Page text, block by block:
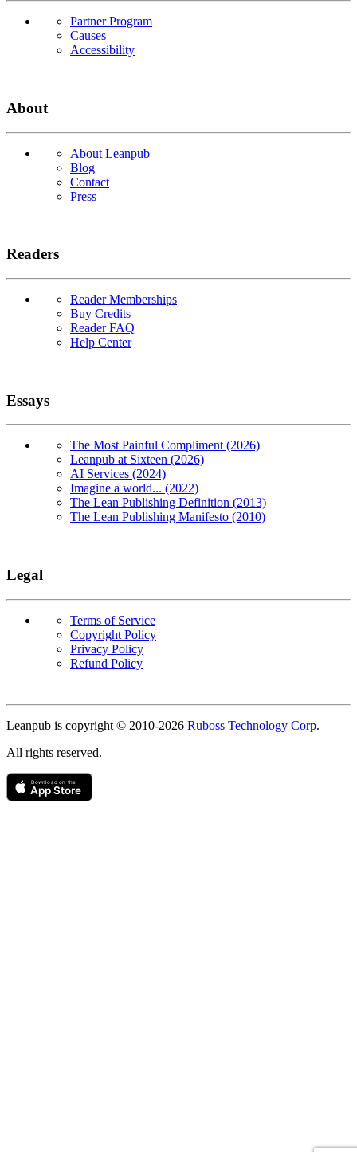
Partner Program
Causes
Accessibility
About
About Leanpub
Blog
Contact
Press
Readers
Reader Memberships
Buy Credits
Reader FAQ
Help Center
Essays
The Most Painful Compliment (2026)
Leanpub at Sixteen (2026)
AI Services (2024)
Imagine a world... (2022)
The Lean Publishing Definition (2013)
The Lean Publishing Manifesto (2010)
Legal
Terms of Service
Copyright Policy
Privacy Policy
Refund Policy
Leanpub is copyright © 2010-2026 Ruboss Technology Corp.
All rights reserved.